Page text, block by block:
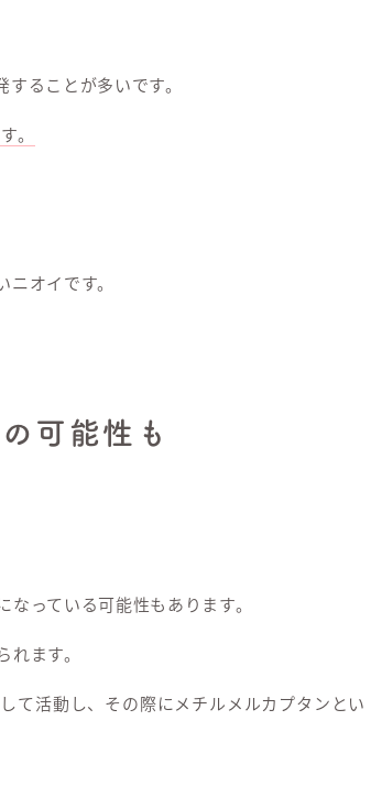
ることが多いです。
。
オイです。
可能性も
っている可能性もあります。
ます。
て活動し、その際にメチルメルカプタンとい